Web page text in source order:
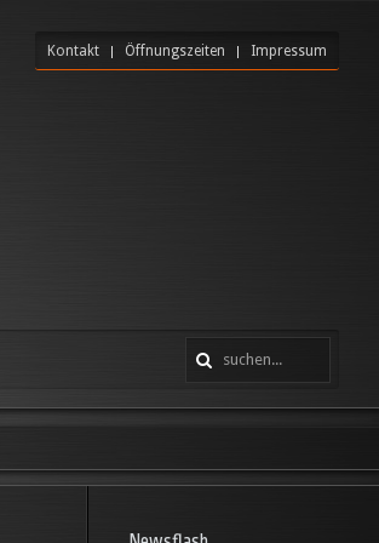
Kontakt Öffnungszeiten Impressum